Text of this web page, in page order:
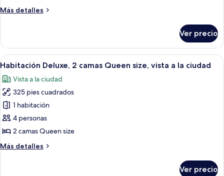
cama
vista
a
la
ciudad
Más detalles
Más
Deluxe,
cama
size,
vista
la
ciudad
Ver precio
Abrir
todas
las
fotos
de
Habitación
Deluxe,
camas
Habitación de hotel con dos camas,
4
Habitación Deluxe, 2 camas Queen size, vista a la ciudad
Vista a la ciudad
325 pies cuadrados
1 habitación
4 personas
2 camas Queen size
Más detalles
Más
Ver precio